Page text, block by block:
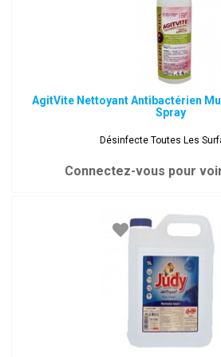
AgitVite Nettoyant Antibactérien
Spray
Désinfecte Toutes Les
Connectez-vous pour